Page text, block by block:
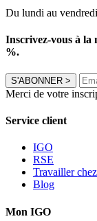
Du lundi au
Inscrivez-vous à la
%.
S'ABONNER >
Merci de votre
Service client
IGO
RSE
Travailler
Blog
Mon IGO